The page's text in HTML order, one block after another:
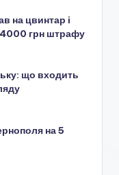
на цвинтар і
грн штрафу
що входить
на 5